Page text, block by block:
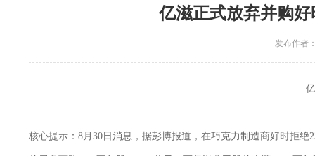
亿滋正式放弃并购
发布作者
核心提示：8月30日消息，据彭博报道，在巧克力制造商好时拒